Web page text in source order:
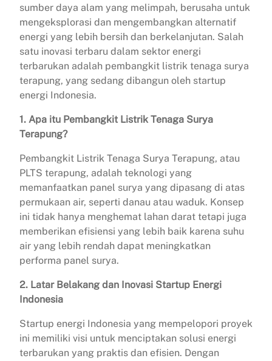
sumber daya alam yang melimpah, berusaha untuk
mengeksplorasi dan mengembangkan alternatif
energi yang lebih bersih dan berkelanjutan. Salah
satu inovasi terbaru dalam sektor energi
terbarukan adalah pembangkit listrik tenaga surya
terapung, yang sedang dibangun oleh startup
energi Indonesia.
1. Apa itu Pembangkit Listrik Tenaga Surya
Terapung?
Pembangkit Listrik Tenaga Surya Terapung, atau
PLTS terapung, adalah teknologi yang
memanfaatkan panel surya yang dipasang di atas
permukaan air, seperti danau atau waduk. Konsep
ini tidak hanya menghemat lahan darat tetapi juga
memberikan efisiensi yang lebih baik karena suhu
air yang lebih rendah dapat meningkatkan
performa panel surya.
2. Latar Belakang dan Inovasi Startup Energi
Indonesia
Startup energi Indonesia yang mempelopori proyek
ini memiliki visi untuk menciptakan solusi energi
terbarukan yang praktis dan efisien. Dengan